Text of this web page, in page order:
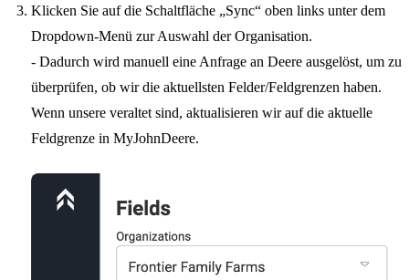
Klicken Sie auf die Schaltfläche „Sync“ oben links unter dem
Dropdown-Menü zur Auswahl der Organisation.
- Dadurch wird manuell eine Anfrage an Deere ausgelöst, um zu
überprüfen, ob wir die aktuellsten Felder/Feldgrenzen haben.
Wenn unsere veraltet sind, aktualisieren wir auf die aktuelle
Feldgrenze in MyJohnDeere.